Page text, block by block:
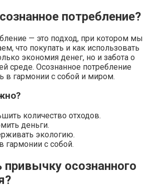
потребление?
— это подход, при котором мы
что покупать и как использовать
экономия денег, но и забота о
среде. Осознанное потребление
в гармонии с собой и миром.
количество отходов.
деньги.
экологию.
гармонии с собой.
привычку осознанного